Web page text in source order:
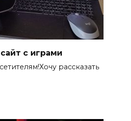
с играми
рассказать